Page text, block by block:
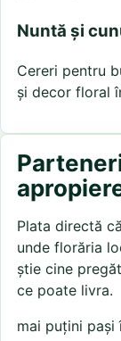
Nuntă și
Cereri pentru
și decor floral
Plata directă
unde florăria
știe cine
ce poate livra.
mai puțini